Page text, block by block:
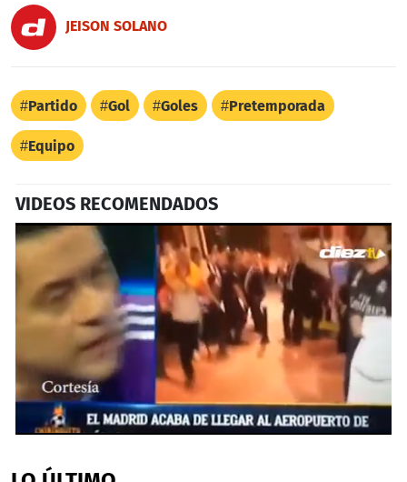
JEISON SOLANO
Partido Gol Goles Pretemporada
Equipo
VIDEOS RECOMENDADOS
of